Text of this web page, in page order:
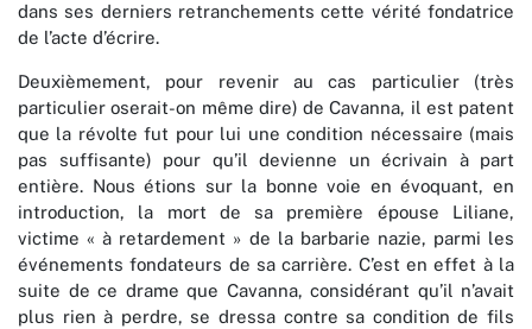
dans ses derniers retranchements cette vérité fondatrice
de l’acte d’écrire.
Deuxièmement, pour revenir au cas particulier (très
particulier oserait-on même dire) de Cavanna, il est patent
que la révolte fut pour lui une condition nécessaire (mais
pas suffisante) pour qu’il devienne un écrivain à part
entière. Nous étions sur la bonne voie en évoquant, en
introduction, la mort de sa première épouse Liliane,
victime « à retardement » de la barbarie nazie, parmi les
événements fondateurs de sa carrière. C’est en effet à la
suite de ce drame que Cavanna, considérant qu’il n’avait
plus rien à perdre, se dressa contre sa condition de fils